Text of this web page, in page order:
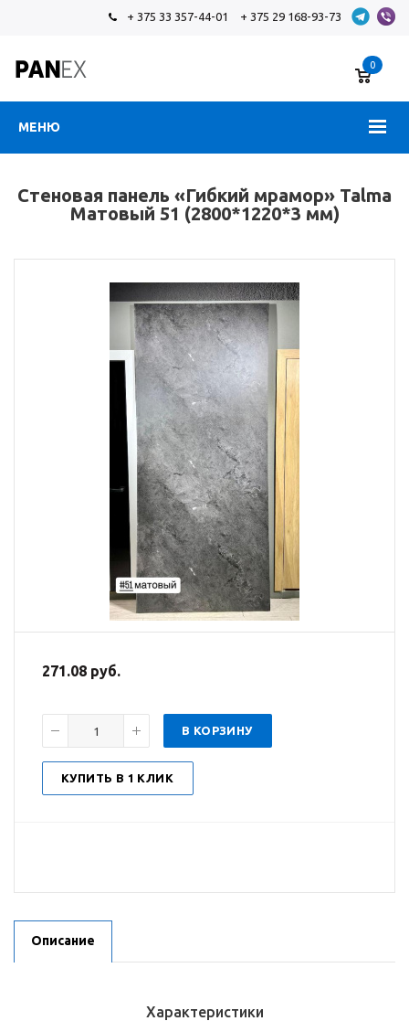
+ 375 33 357-44-01 + 375 29 168-93-73
МЕНЮ
0
Стеновая панель «Гибкий мрамор» Talma
Матовый 51 (2800*1220*3 мм)
271.08 руб.
В КОРЗИНУ
КУПИТЬ В 1 КЛИК
Описание
Характеристики